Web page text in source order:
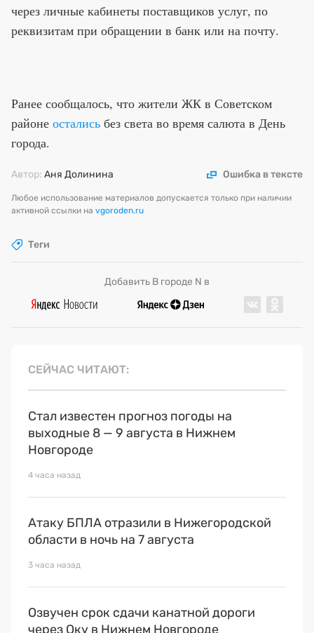
через личные кабинеты поставщиков услуг, по
реквизитам при обращении в банк или на почту.
Ранее сообщалось, что жители ЖК в Советском
районе остались без света во время салюта в День
города.
Автор: Аня Долинина Ошибка в тексте
Любое использование материалов допускается только при наличии
активной ссылки на vgoroden.ru
Теги
Добавить В городе N в
СЕЙЧАС ЧИТАЮТ
Стал известен прогноз погоды на
выходные 8 — 9 августа в Нижнем
Новгороде
4 часа назад
Атаку БПЛА отразили в Нижегородской
области в ночь на 7 августа
3 часа назад
Озвучен срок сдачи канатной дороги
через Оку в Нижнем Новгороде